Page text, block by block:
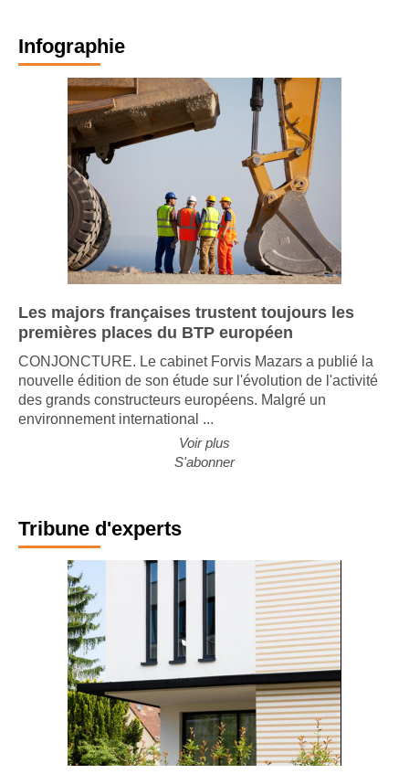
Infographie
Les majors françaises trustent toujours les
premières places du BTP européen
CONJONCTURE. Le cabinet Forvis Mazars a publié la
nouvelle édition de son étude sur l'évolution de l'activité
des grands constructeurs européens. Malgré un
Voir plus
Tribune d'experts